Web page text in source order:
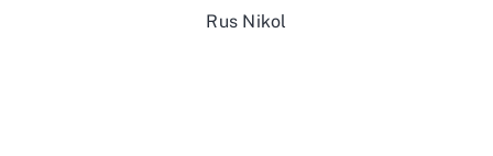
Rus Nikol